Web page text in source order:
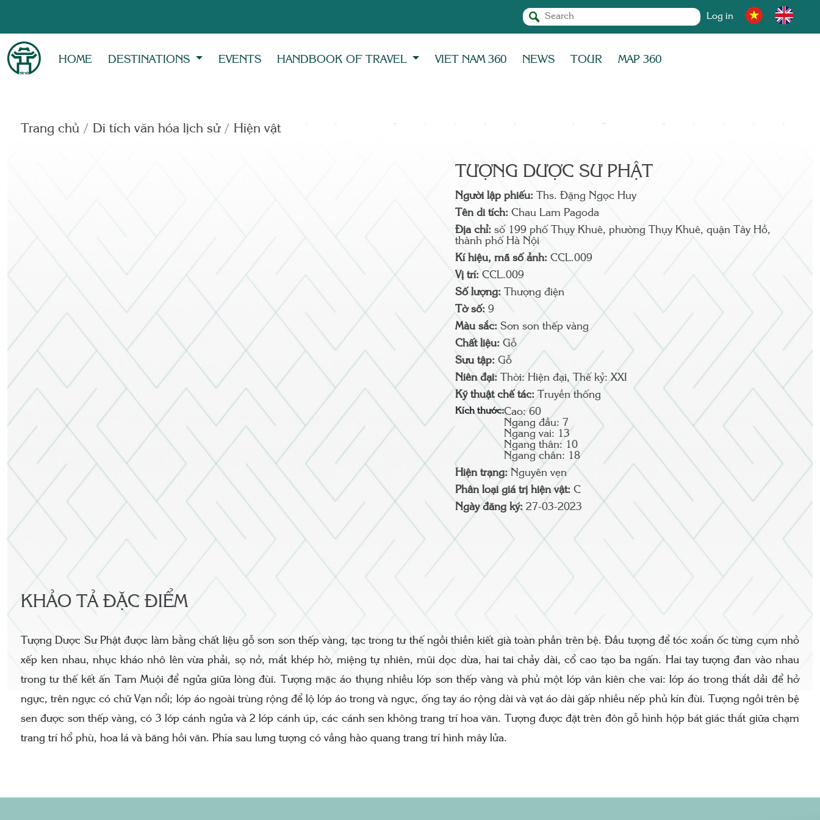
Log in
HOME DESTINATIONS EVENTS HANDBOOK OF TRAVEL VIET NAM 360 NEWS TOUR MAP 360
Trang chủ Di tích văn hóa lịch sử Hiện vật
TƯỢNG DƯỢC SƯ PHẬT
Người lập phiếu: Ths. Đặng Ngọc Huy
Tên di tích: Chau Lam Pagoda
Địa chỉ: số 199 phố Thụy Khuê, phường Thụy Khuê, quận Tây Hồ,
thành phố Hà Nội
Kí hiệu, mã số ảnh: CCL.009
Vị trí: CCL.009
Số lượng: Thượng điện
Tờ số: 9
Màu sắc:Sơn son thếp vàng
Chất liệu: Gỗ
Sưu tập: Gỗ
Niên đại: Thời: Hiện đại, Thế kỷ: XXI
Kỹ thuật chế tác:Truyền thống
Kích thước:Cao: 60
Ngang đầu: 7
Ngang vai: 13
Ngang thân: 10
Ngang chân: 18
Hiện trạng:Nguyên vẹn
Phân loại giá trị hiện vật: C
Ngày đăng ký: 27-03-2023
KHẢO TẢ ĐẶC ĐIỂM
Tượng Dược Sư Phật được làm bằng chất liệu gỗ sơn son thếp vàng, tạc trong tư thế ngồi thiền kiết già toàn phần trên bệ. Đầu tượng để tóc xoắn ốc từng cụm nhỏ
xếp ken nhau, nhục kháo nhô lên vừa phải, sọ nở, mắt khép hờ, miệng tự nhiên, mũi dọc dừa, hai tai chảy dài, cổ cao tạo ba ngấn. Hai tay tượng đan vào nhau
trong tư thế kết ấn Tam Muội để ngửa giữa lòng đùi. Tượng mặc áo thụng nhiều lớp sơn thếp vàng và phủ một lớp vân kiên che vai: lớp áo trong thắt dải để hở
ngực, trên ngực có chữ Vạn nổi; lớp áo ngoài trùng rộng để lộ lớp áo trong và ngực, ống tay áo rộng dài và vạt áo dài gấp nhiều nếp phủ kín đùi. Tượng ngồi trên bệ
sen được sơn thếp vàng, có 3 lớp cánh ngửa và 2 lớp cánh úp, các cánh sen không trang trí hoa văn. Tượng được đặt trên đôn gỗ hình hộp bát giác thắt giữa chạm
trang trí hổ phù, hoa lá và băng hồi văn. Phía sau lưng tượng có vầng hào quang trang trí hình mây lửa.